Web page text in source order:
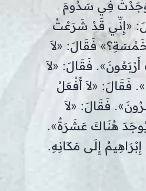
وَجَدْتُ فِي سَدُومَ
«إِنِّي قَدْ شَرَعْتُ
فَقَالَ: «لاَ
فَقَالَ: «لاَ
فَقَالَ: «لاَ أَفْعَلُ
فَقَالَ: «لاَ
هُنَاكَ عَشَرَةٌ».
إِلَى مَكَانِهِ.